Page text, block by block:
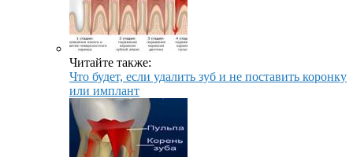
Читайте также:
Что будет, если удалить зуб и не поставить коронку
или имплант